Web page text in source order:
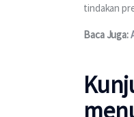
tindakan
Baca Juga: